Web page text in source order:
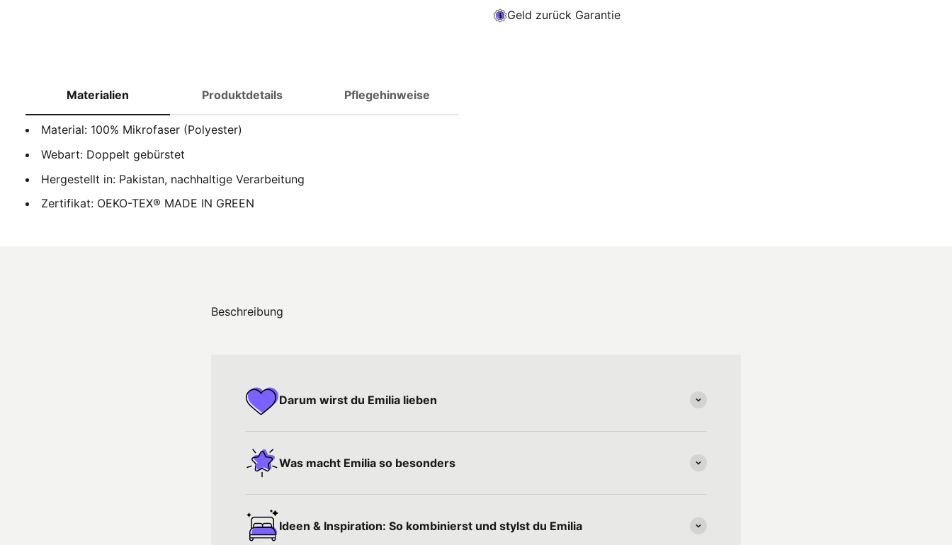
Geld zurück Garantie
Materialien
Material: 100% Mikrofaser (Polyester)
Webart: Doppelt gebürstet
Hergestellt in: Pakistan, nachhaltige Verarbeitung
Zertifikat: OEKO-TEX® MADE IN GREEN
Produktdetails Pflegehinweise
Beschreibung
Darum wirst du Emilia lieben
Was macht Emilia so besonders
Ideen & Inspiration: So kombinierst und stylst du Emilia